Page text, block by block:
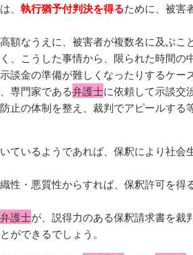
、 執行猶予付判決を得るために、被害
額なうえに、被害者が複数名に及ぶこ
、こうした事情から、限られた時間の
談金の準備が難しくなったりするケー
専門家である弁護士に依頼して示談交
止の体制を整え、裁判でアピールする
ているようであれば、保釈により社会
性・悪質性からすれば、保釈許可を得
弁護士が、説得力のある保釈請求書を裁
ができるでしょう。